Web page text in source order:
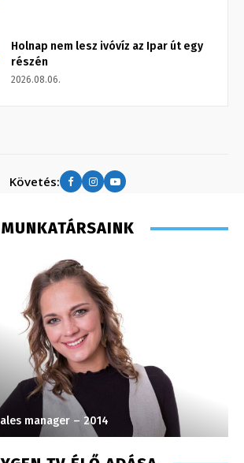
Holnap nem lesz ivóvíz az Ipar út egy
részén
2026.08.06.
Követés:
MUNKATÁRSAINK
manager – 2014